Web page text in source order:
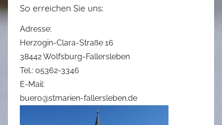
So erreichen Sie uns:
Adresse:
Herzogin-Clara-Straße 16
38442 Wolfsburg-Fallersleben
Tel.: 05362-3346
E-Mail:
buero@stmarien-fallersleben.de